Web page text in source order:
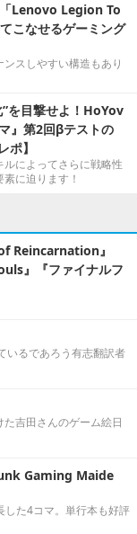
Lenovo Legion To
こなせるゲーミング
スしやすい構造もあり
を目撃せよ！HoYov
』第2回βテストの
ポ】
によってさらに戦略性
に迫ります！
Reincarnation』
』『ファイナルフ
いるであろう有志翻訳者
吉田さんのゲーム絵日
Gaming Maide
た4コマ。単行本も好評